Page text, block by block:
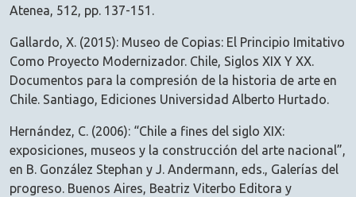
Atenea, 512, pp. 137-151.
Gallardo, X. (2015): Museo de Copias: El Principio Imitativo
Como Proyecto Modernizador. Chile, Siglos XIX Y XX.
Documentos para la compresión de la historia de arte en
Chile. Santiago, Ediciones Universidad Alberto Hurtado.
Hernández, C. (2006): “Chile a fines del siglo XIX:
exposiciones, museos y la construcción del arte nacional”,
en B. González Stephan y J. Andermann, eds., Galerías del
progreso. Buenos Aires, Beatriz Viterbo Editora y